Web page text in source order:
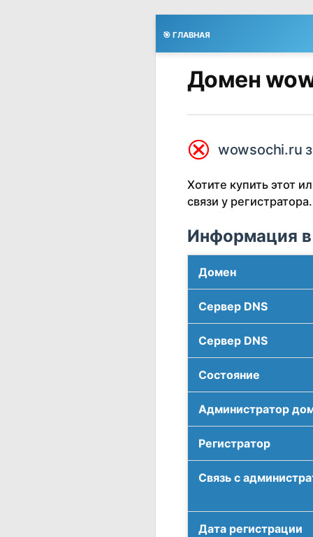
🎯 ГЛАВНАЯ
Домен
⮿ wowsochi.ru
Хотите купить этот
связи у регистратора.
Информация в
Домен
Сервер DNS
Сервер DNS
Соcтояние
Администратор
Регистратор
Связь с
Дата регистрации